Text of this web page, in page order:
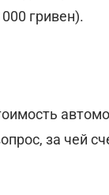
гривен).
за чей